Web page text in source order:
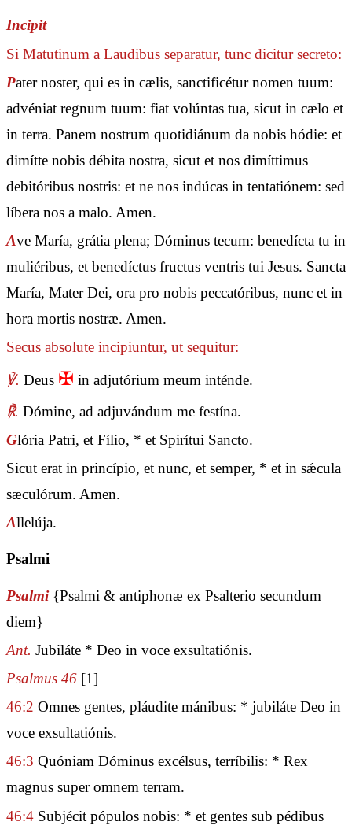
Incipit
Si Matutinum a Laudibus separatur, tunc dicitur secreto:
Pater noster, qui es in cælis, sanctificétur nomen tuum:
advéniat regnum tuum: fiat volúntas tua, sicut in cælo et
in terra. Panem nostrum quotidiánum da nobis hódie: et
dimítte nobis débita nostra, sicut et nos dimíttimus
debitóribus nostris: et ne nos indúcas in tentatiónem: sed
líbera nos a malo. Amen.
Ave María, grátia plena; Dóminus tecum: benedícta tu in
muliéribus, et benedíctus fructus ventris tui Jesus. Sancta
María, Mater Dei, ora pro nobis peccatóribus, nunc et in
hora mortis nostræ. Amen.
Secus absolute incipiuntur, ut sequitur:
℣. Deus ✠ in adjutórium meum inténde.
℟. Dómine, ad adjuvándum me festína.
Glória Patri, et Fílio, * et Spirítui Sancto.
Sicut erat in princípio, et nunc, et semper, * et in sǽcula
sæculórum. Amen.
Allelúja.
Psalmi
Psalmi {Psalmi & antiphonæ ex Psalterio secundum
diem}
Ant. Jubiláte * Deo in voce exsultatiónis.
Psalmus 46 [1]
46:2 Omnes gentes, pláudite mánibus: * jubiláte Deo in
voce exsultatiónis.
46:3 Quóniam Dóminus excélsus, terríbilis: * Rex
magnus super omnem terram.
46:4 Subjécit pópulos nobis: * et gentes sub pédibus